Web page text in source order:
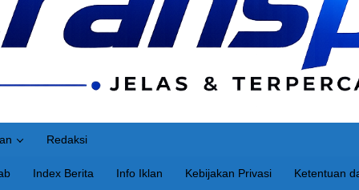
Redaksi
Index Berita Info Iklan Kebijakan Privasi Ketentuan